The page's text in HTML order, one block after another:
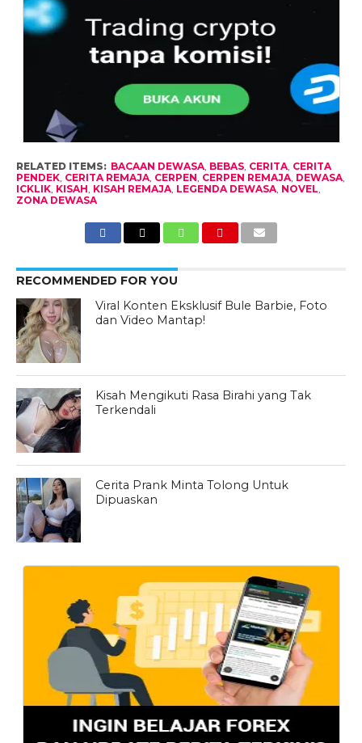
RELATED ITEMS: BACAAN DEWASA, BEBAS, CERITA, CERITA
PENDEK, CERITA REMAJA, CERPEN, CERPEN REMAJA, DEWASA,
ICKLIK, KISAH, KISAH REMAJA, LEGENDA DEWASA, NOVEL,
ZONA DEWASA
RECOMMENDED FOR YOU
Viral Konten Eksklusif Bule Barbie, Foto
dan Video Mantap!
Kisah Mengikuti Rasa Birahi yang Tak
Terkendali
Cerita Prank Minta Tolong Untuk
Dipuaskan